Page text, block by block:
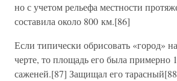
но с учетом рельефа местности
составила около 800 км.[86]
Если типически обрисовать «город»
черте, то площадь его была примерно
саженей.[87] Защищал его